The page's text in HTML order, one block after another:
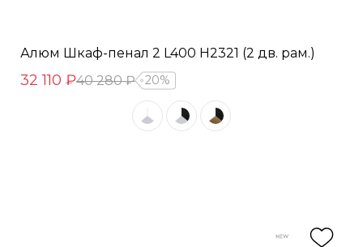
Алюм Шкаф-пенал 2 L400 H2321 (2 дв. рам.)
32 110 ₽40 280 ₽ 20%